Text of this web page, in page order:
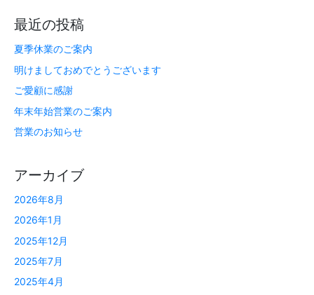
最近の投稿
夏季休業のご案内
明けましておめでとうございます
ご愛顧に感謝
年末年始営業のご案内
営業のお知らせ
アーカイブ
2026年8月
2026年1月
2025年12月
2025年7月
2025年4月